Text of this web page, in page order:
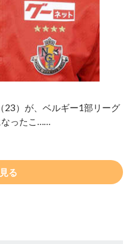
23）が、ベルギー1部リーグ
なったこ……
る